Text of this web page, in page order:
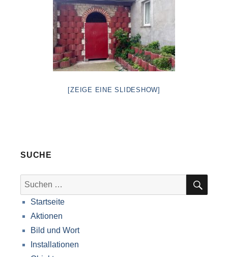
[ZEIGE EINE SLIDESHOW]
SUCHE
Suche
nach:
Startseite
Aktionen
Bild und Wort
Installationen